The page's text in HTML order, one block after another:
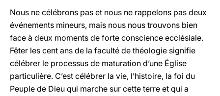
Nous ne célébrons pas et nous ne rappelons pas deux
événements mineurs, mais nous nous trouvons bien
face à deux moments de forte conscience ecclésiale.
Fêter les cent ans de la faculté de théologie signifie
célébrer le processus de maturation d’une Église
particulière. C’est célébrer la vie, l’histoire, la foi du
Peuple de Dieu qui marche sur cette terre et qui a